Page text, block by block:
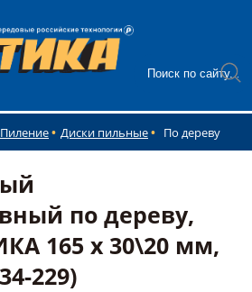
Пиление Диски пильные По дереву
по дереву,
165 х 30\20 мм,
229)